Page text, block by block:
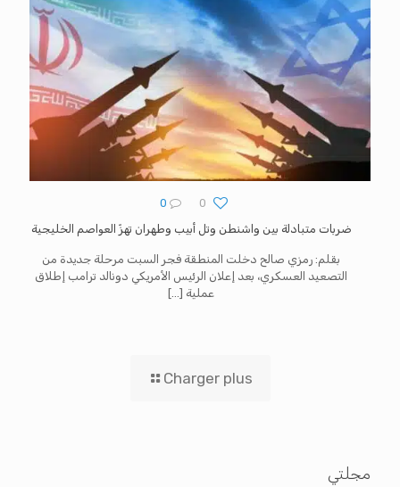
0
0
ضربات متبادلة بين واشنطن وتل أبيب وطهران تهزّ العواصم الخليجية
بقلم: رمزي صالح دخلت المنطقة فجر السبت مرحلة جديدة من
التصعيد العسكري، بعد إعلان الرئيس الأمريكي دونالد ترامب إطلاق
عملية […]
Charger plus
مجلتي